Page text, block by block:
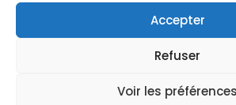
Accepter
Refuser
Voir les préférences
Your Colors |Mentions légales|